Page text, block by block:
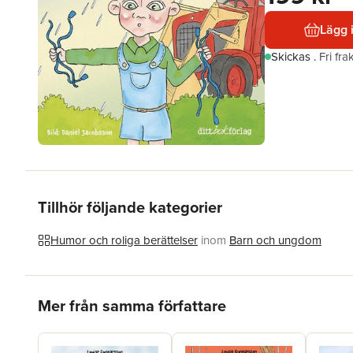
Lägg
Skickas . Fri
Tillhör följande kategorier
Humor och roliga berättelser inom Barn och ungdom
Mer från samma författare